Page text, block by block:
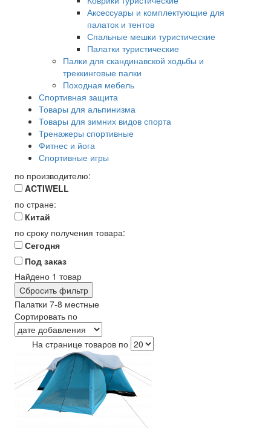
Аксессуары и комплектующие для
палаток и тентов
Спальные мешки туристические
Палатки туристические
Палки для скандинавской ходьбы и
треккинговые палки
Походная мебель
Спортивная защита
Товары для альпинизма
Товары для зимних видов спорта
Тренажеры спортивные
Фитнес и йога
Спортивные игры
по производителю:
ACTIWELL
по стране:
Китай
по сроку получения товара:
Сегодня
Под заказ
Найдено 1 товар
Сбросить фильтр
Палатки 7-8 местные
Сортировать по
На странице товаров по